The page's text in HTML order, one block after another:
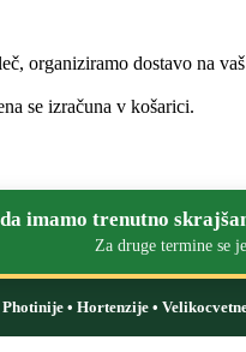
organiziramo dostavo na
se izračuna v košarici.
imamo trenutno
Za druge termine se
• Hortenzije •